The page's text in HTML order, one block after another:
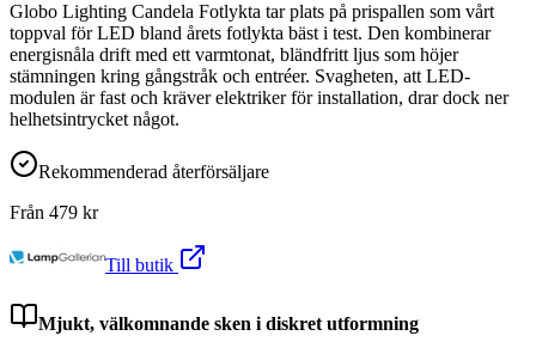
Globo Lighting Candela Fotlykta tar plats på prispallen som vårt
toppval för LED bland årets fotlykta bäst i test. Den kombinerar
energisnåla drift med ett varmtonat, bländfritt ljus som höjer
stämningen kring gångstråk och entréer. Svagheten, att LED-
modulen är fast och kräver elektriker för installation, drar dock ner
helhetsintrycket något.
Rekommenderad återförsäljare
Från 479 kr
Till butik
Mjukt, välkomnande sken i diskret utformning